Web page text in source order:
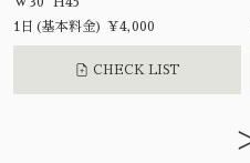
1日(基本料金) ¥4,000
CHECK LIST